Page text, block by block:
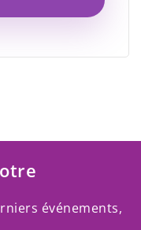
événements,